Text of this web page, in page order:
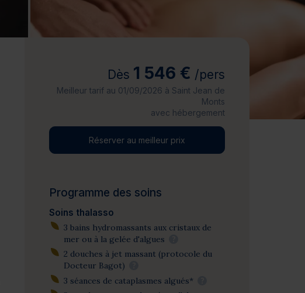
Dès 1 546 € /pers
Meilleur tarif au 01/09/2026 à Saint Jean de
Monts
avec hébergement
Réserver au meilleur prix
Programme des soins
Soins thalasso
3 bains hydromassants aux cristaux de
mer ou à la gelée d'algues
2 douches à jet massant (protocole du
Docteur Bagot)
3 séances de cataplasmes algués*